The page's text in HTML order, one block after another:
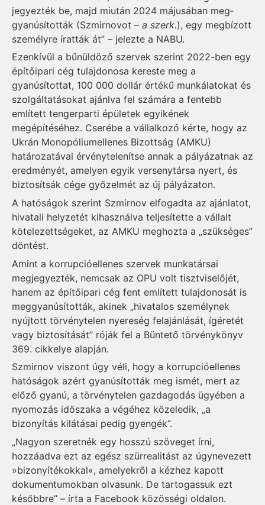
jegyezték be, majd miután 2024 májusában meg­
gyanúsították (Szmirnovot – a szerk.), egy megbízott
személyre íratták át” – jelezte a NABU.
Ezenkívül a bűnüldöző szervek szerint 2022-ben egy
építőipari cég tulajdonosa kereste meg a
gyanúsítottat, 100 000 dollár értékű munkálatokat és
szolgáltatásokat ajánlva fel számára a fentebb
említett tengerparti épületek egyikének
megépítéséhez. Cserébe a vállalkozó kérte, hogy az
Ukrán Monopóliumellenes Bizottság (AMKU)
határozatával érvénytelenítse annak a pályázatnak az
eredményét, amelyen egyik versenytársa nyert, és
biztosítsák cége győzelmét az új pályázaton.
A hatóságok szerint Szmir­nov elfogadta az ajánlatot,
hivatali helyzetét kihasználva teljesítette a vállalt
kötelezettségeket, az AMKU meghozta a „szükséges”
döntést.
Amint a korrupcióellenes szervek munkatársai
megjegyezték, nemcsak az OPU volt tisztviselőjét,
hanem az építőipari cég fent említett tulajdonosát is
meggyanúsították, akinek „hivatalos személynek
nyújtott törvénytelen nyereség felajánlását, ígéretét
vagy biztosítását” róják fel a Büntető törvénykönyv
369. cikkelye alapján.
Szmirnov viszont úgy véli, hogy a korrupcióellenes
hatóságok azért gyanúsították meg ismét, mert az
előző gyanú, a törvénytelen gazdagodás ügyében a
nyomozás időszaka a végéhez közeledik, „a
bizonyítás kilátásai pedig gyengék”.
„Nagyon szeretnék egy hosszú szöveget írni,
hozzáadva ezt az egész szürrealitást az úgynevezett
»bizonyítékokkal«, amelyekről a kézhez kapott
dokumentumokban olvasunk. De tartogassuk ezt
későbbre” – írta a Facebook közösségi oldalon.